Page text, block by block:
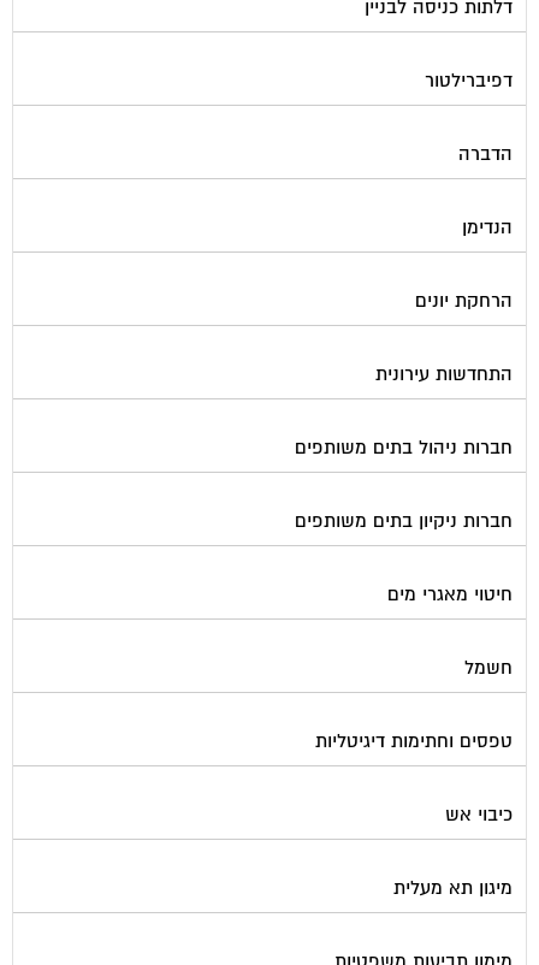
דפיברילטור
הדברה
הנדימן
הרחקת יונים
התחדשות עירונית
חברות ניהול בתים משותפים
חברות ניקיון בתים משותפים
חיטוי מאגרי מים
חשמל
טפסים וחתימות דיגיטליות
כיבוי אש
מיגון תא מעלית
מימון תביעות משפטיות